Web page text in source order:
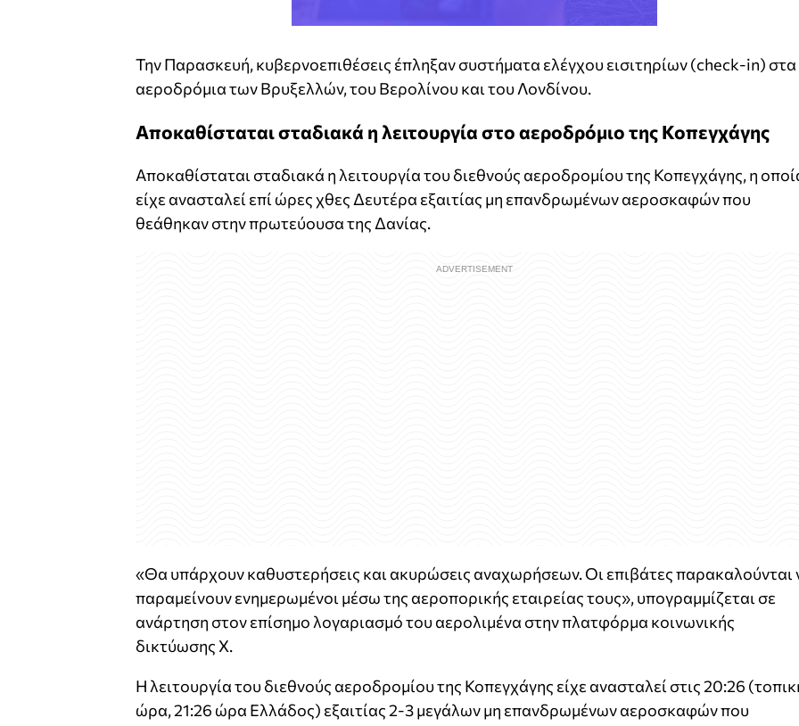
Την Παρασκευή, κυβερνοεπιθέσεις έπληξαν συστήματα ελέγχου εισιτηρίων (check-in) στα
αεροδρόμια των Βρυξελλών, του Βερολίνου και του Λονδίνου.
Αποκαθίσταται σταδιακά η λειτουργία στο αεροδρόμιο της Κοπεγχάγης
Αποκαθίσταται σταδιακά η λειτουργία του διεθνούς αεροδρομίου της Κοπεγχάγης, η
είχε ανασταλεί επί ώρες χθες Δευτέρα εξαιτίας μη επανδρωμένων αεροσκαφών που
θεάθηκαν στην πρωτεύουσα της Δανίας.
«Θα υπάρχουν καθυστερήσεις και ακυρώσεις αναχωρήσεων. Οι επιβάτες παρακαλούνται
παραμείνουν ενημερωμένοι μέσω της αεροπορικής εταιρείας τους», υπογραμμίζεται σε
ανάρτηση στον επίσημο λογαριασμό του αερολιμένα στην πλατφόρμα κοινωνικής
δικτύωσης Χ.
Η λειτουργία του διεθνούς αεροδρομίου της Κοπεγχάγης είχε ανασταλεί στις 20:26
ώρα, 21:26 ώρα Ελλάδος) εξαιτίας 2-3 μεγάλων μη επανδρωμένων αεροσκαφών που